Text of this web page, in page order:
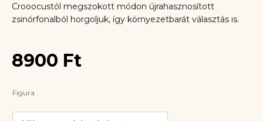
Crooocustól megszokott módon újrahasznosított
zsinórfonalból horgoljuk, így környezetbarát választás is.
8900 Ft
Figura